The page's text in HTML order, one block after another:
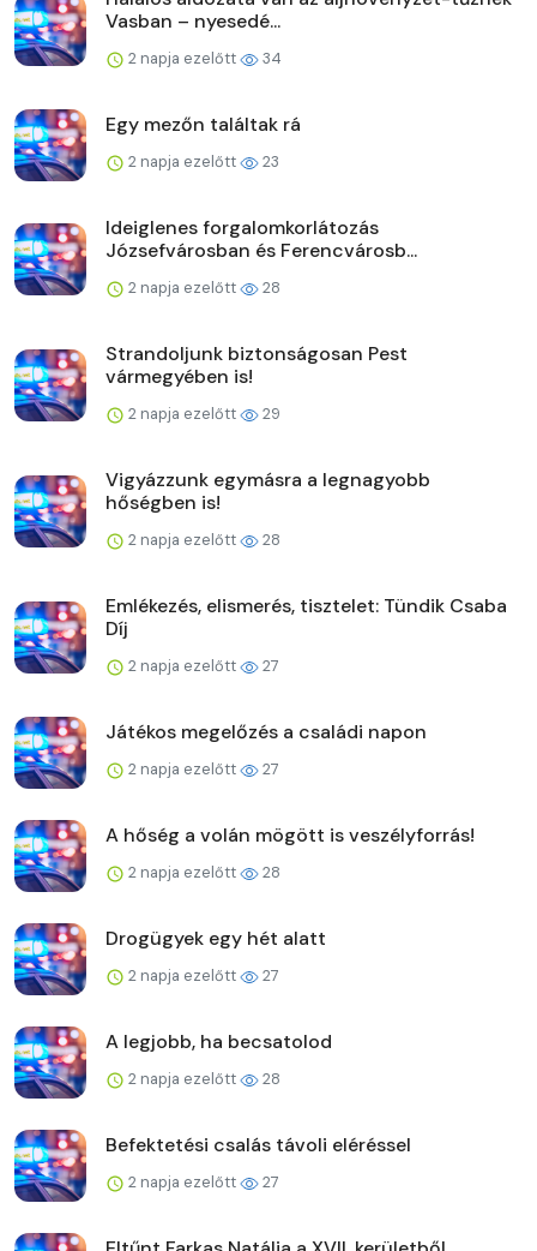
Vasban – nyesedé...
2 napja ezelőtt 34
Egy mezőn találtak rá
2 napja ezelőtt 23
Ideiglenes forgalomkorlátozás
Józsefvárosban és Ferencvárosb...
2 napja ezelőtt 28
Strandoljunk biztonságosan Pest
vármegyében is!
2 napja ezelőtt 29
Vigyázzunk egymásra a legnagyobb
hőségben is!
2 napja ezelőtt 28
Emlékezés, elismerés, tisztelet: Tündik Csaba
Díj
2 napja ezelőtt 27
Játékos megelőzés a családi napon
2 napja ezelőtt 27
A hőség a volán mögött is veszélyforrás!
2 napja ezelőtt 28
Drogügyek egy hét alatt
2 napja ezelőtt 27
A legjobb, ha becsatolod
2 napja ezelőtt 28
Befektetési csalás távoli eléréssel
2 napja ezelőtt 27